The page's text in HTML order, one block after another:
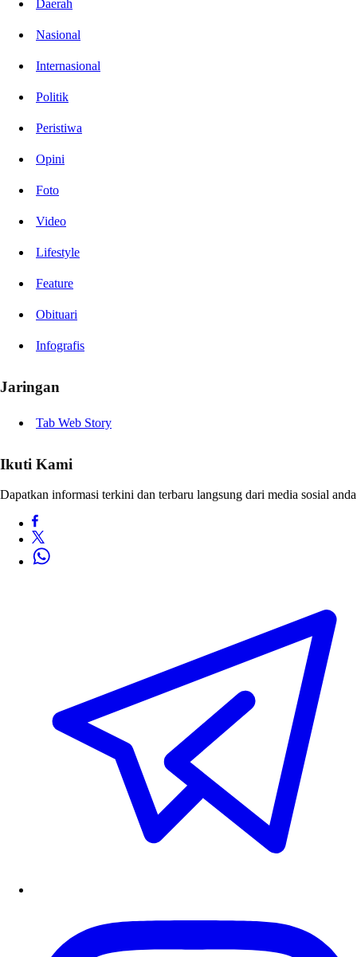
Daerah
Nasional
Internasional
Politik
Peristiwa
Opini
Foto
Video
Lifestyle
Feature
Obituari
Infografis
Jaringan
Tab Web Story
Ikuti Kami
Dapatkan informasi terkini dan terbaru langsung dari media sosial anda